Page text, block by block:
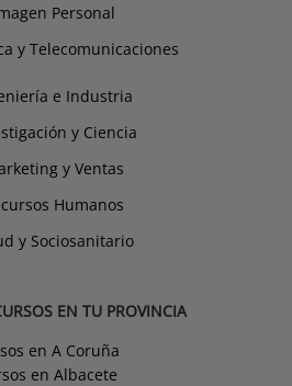
Personal
y Telecomunicaciones
e Industria
y Ciencia
y Ventas
Humanos
y Sociosanitario
EN TU PROVINCIA
en A Coruña
en Albacete